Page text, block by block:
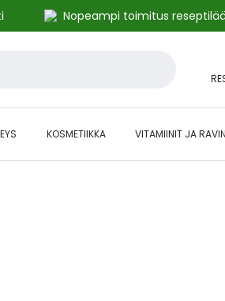
Nopeampi toimitus
KOSMETIIKKA VITAMIINIT JA